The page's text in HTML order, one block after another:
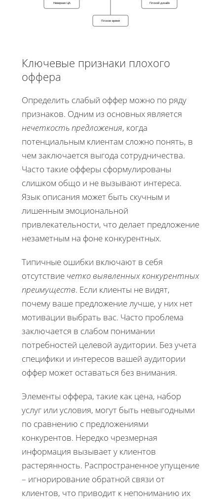
Неверная ЦА
Плохое время
Плохой дизайн
Ключевые признаки плохого
оффера
Определить слабый оффер можно по ряду
признаков. Одним из основных является
нечеткость предложения, когда
потенциальным клиентам сложно понять, в
чем заключается выгода сотрудничества.
Часто такие офферы сформулированы
слишком общо и не вызывают интереса.
Язык описания может быть скучным и
лишенным эмоциональной
привлекательности, что делает предложение
незаметным на фоне конкурентных.
Типичные ошибки включают в себя
отсутствие четко выявленных конкурентных
преимуществ. Если клиенты не видят,
почему ваше предложение лучше, у них нет
мотивации выбрать вас. Часто проблема
заключается в слабом понимании
потребностей целевой аудитории. Без учета
специфики и интересов вашей аудитории
оффер может оставаться без внимания.
Элементы оффера, такие как цена, набор
услуг или условия, могут быть невыгодными
по сравнению с предложениями
конкурентов. Нередко чрезмерная
информация вызывает у клиентов
растерянность. Распространенное упущение
– игнорирование обратной связи от
клиентов, что приводит к непониманию их